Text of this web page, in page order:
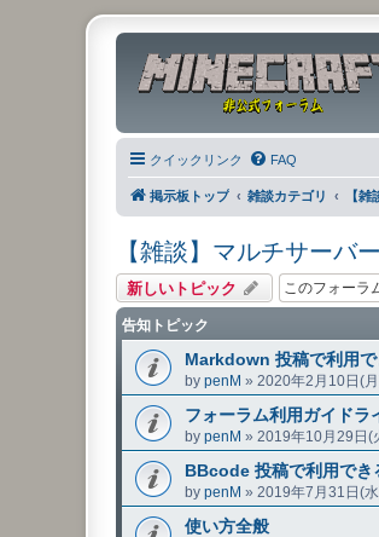
クイックリンク FAQ
掲示板トップ 雑談カテゴリ 【
【雑談】マルチサーバー
新しいトピック
告知トピック
Markdown 投稿で利用
by penM » 2020年2月10日(
フォーラム利用ガイドラ
by penM » 2019年10月29日(
BBcode 投稿で利用でき
by penM » 2019年7月31日(
使い方全般